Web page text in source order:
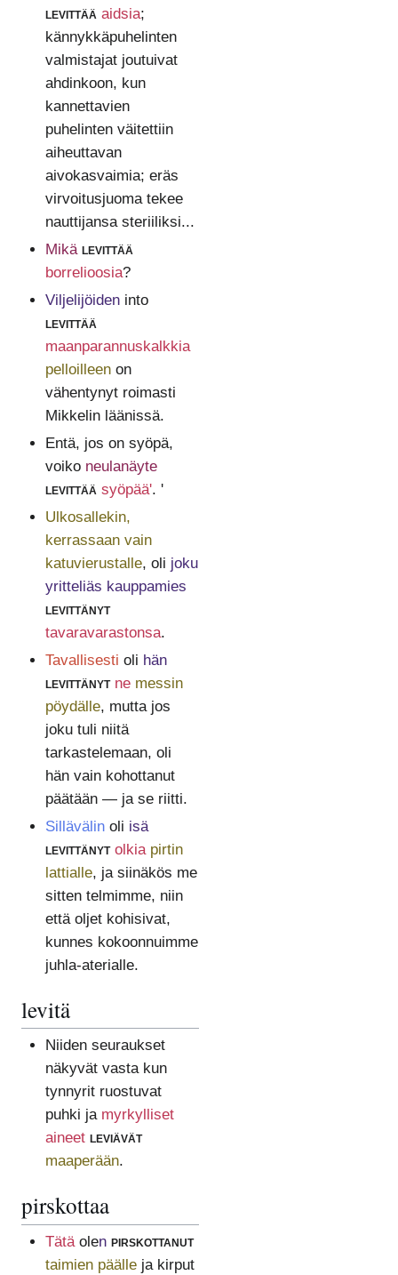
levittää aidsia;
kännykkäpuhelinten
valmistajat joutuivat
ahdinkoon, kun
kannettavien
puhelinten väitettiin
aiheuttavan
aivokasvaimia; eräs
virvoitusjuoma tekee
nauttijansa steriiliksi...
Mikä levittää
borrelioosia?
Viljelijöideninto
levittää
maanparannuskalkkia
pelloilleenon
vähentynyt roimasti
Mikkelin läänissä.
Entä, jos on syöpä,
voiko neulanäyte
levittää syöpää'. '
Ulkosallekin,
kerrassaan vain
katuvierustalle, oli joku
yritteliäs kauppamies
levittänyt
tavaravarastonsa.
Tavallisesti oli hän
levittänyt ne messin
pöydälle, mutta jos
joku tuli niitä
tarkastelemaan, oli
hän vain kohottanut
päätään — ja se riitti.
Sillävälinoli isä
levittänyt olkia pirtin
lattialle, ja siinäkös me
sitten telmimme, niin
että oljet kohisivat,
kunnes kokoonnuimme
juhla-aterialle.
levitä
Niiden seuraukset
näkyvät vasta kun
tynnyrit ruostuvat
puhki ja myrkylliset
aineet leviävät
maaperään.
pirskottaa
Tätäolen pirskottanut
taimien päälleja kirput